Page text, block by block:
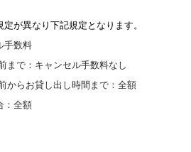
が異なり下記規定となります。
手数料
まで：キャンセル手数料なし
からお貸し出し時間まで：全額
：全額